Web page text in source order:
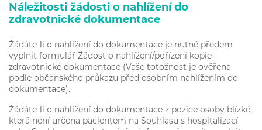
Náležitosti žádosti o nahlížení do
zdravotnické dokumentace
Žádáte-li o nahlížení do dokumentace je nutné předem
vyplnit formulář Žádost o nahlížení/pořízení kopie
zdravotnické dokumentace (Vaše totožnost je ověřena
podle občanského průkazu před osobním nahlížením do
dokumentace).
Žádáte-li o nahlížení do dokumentace z pozice osoby blízké,
která není určena pacientem na Souhlasu s hospitalizací